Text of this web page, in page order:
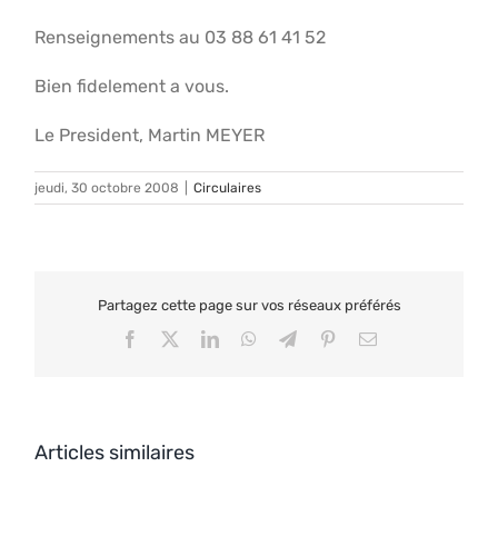
Renseignements au 03 88 61 41 52
Bien fidelement a vous.
Le President, Martin MEYER
jeudi, 30 octobre 2008 Circulaires
Partagez cette page sur vos réseaux préférés
Facebook LinkedInWhatsApp
TelegramPinterestEmail
Articles similaires